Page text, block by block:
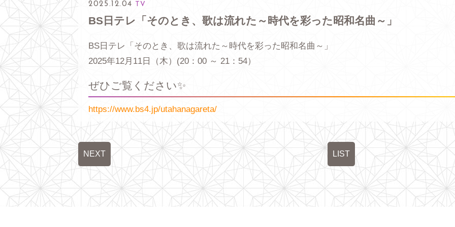
2025.12.04 TV
BS日テレ「そのとき、歌は流れた～時代を彩った昭和名曲～」
BS日テレ「そのとき、歌は流れた～時代を彩った昭和名曲～」
2025年12月11日（木）(20：00 ～ 21：54）
ぜひご覧ください✨
https://www.bs4.jp/utahanagareta/
NEXT LIST